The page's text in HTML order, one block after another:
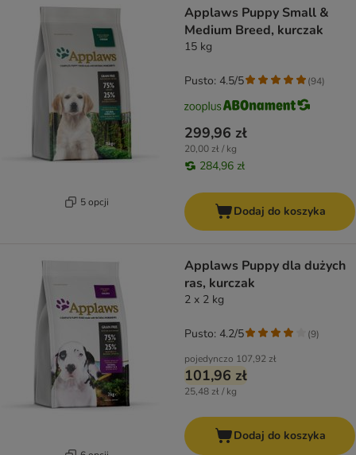
5 opcji
Applaws Puppy Small &
Medium Breed, kurczak
15 kg
299,96 zł
20,00 zł / kg
284,96 zł
Pusto: 4.5/5 (94)
Dodaj do koszyka
Applaws Puppy dla dużych
ras, kurczak
2 x 2 kg
pojedynczo 107,92 zł
101,96 zł
25,48 zł / kg
Pusto: 4.2/5 (9)
Dodaj do koszyka